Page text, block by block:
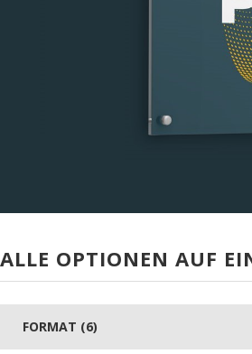
ALLE OPTIONEN AUF
FORMAT (6)